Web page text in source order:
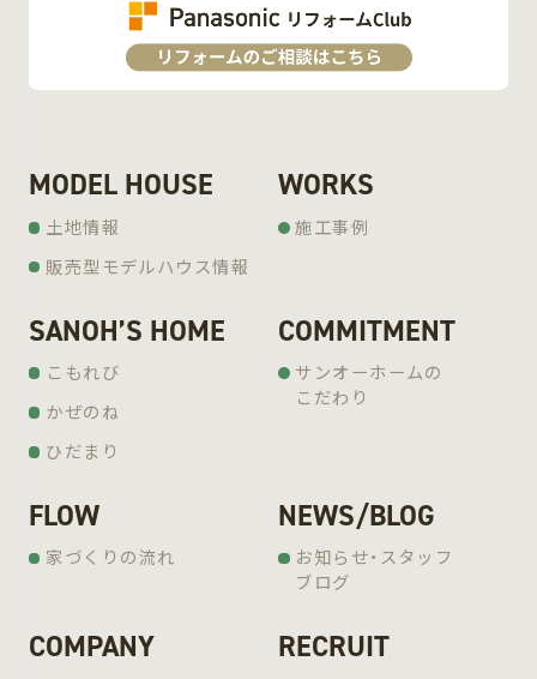
MODEL HOUSE
土地情報
販売型モデルハウス情報
WORKS
施工事例
SANOH’S HOME
こもれび
かぜのね
ひだまり
COMMITMENT
サンオーホームの
こだわり
FLOW
家づくりの流れ
NEWS/BLOG
お知らせ・スタッフ
ブログ
COMPANY RECRUIT